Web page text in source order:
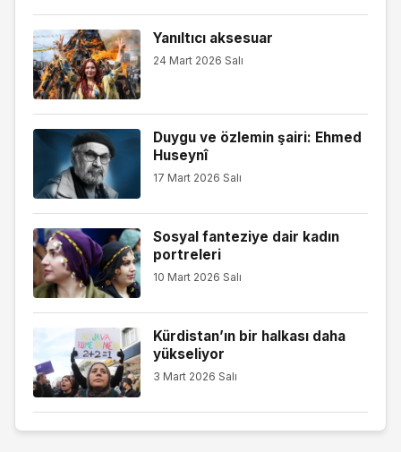
Yanıltıcı aksesuar
24 Mart 2026 Salı
Duygu ve özlemin şairi: Ehmed
Huseynî
17 Mart 2026 Salı
Sosyal fanteziye dair kadın
portreleri
10 Mart 2026 Salı
Kürdistan’ın bir halkası daha
yükseliyor
3 Mart 2026 Salı